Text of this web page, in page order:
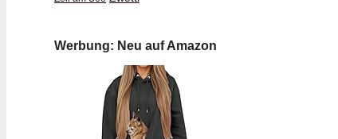
Werbung: Neu auf Amazon